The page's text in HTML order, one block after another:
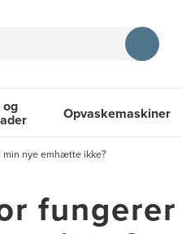
og Opvaskemaskiner
Opvaskemaskiner
nye emhætte ikke?